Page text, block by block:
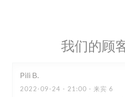
我们的顾
Pili B
2022-09-24 - 21:00 - 来宾 6